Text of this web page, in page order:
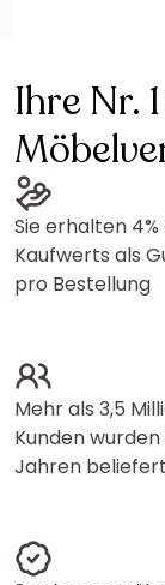
Ihre Nr.
Sie erhalten 4%
Kaufwerts als
pro Bestellung
Mehr als 3,5
Kunden wurden
Jahren beliefert